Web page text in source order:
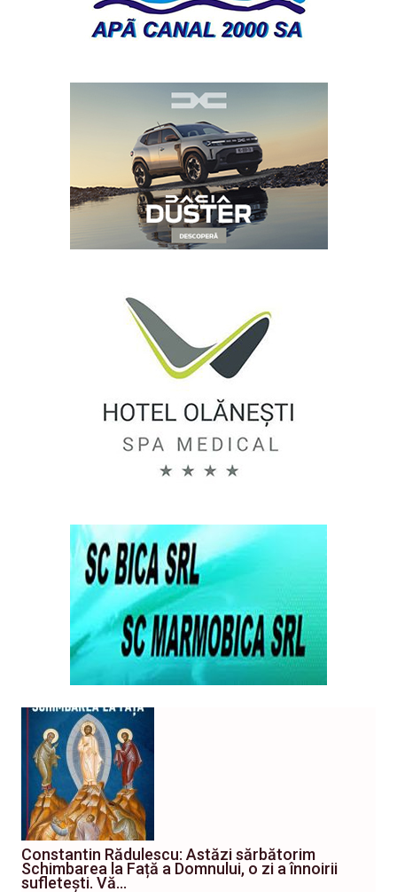
Constantin Rădulescu: Astăzi sărbătorim
Schimbarea la Față a Domnului, o zi a înnoirii
sufletești. Vă…